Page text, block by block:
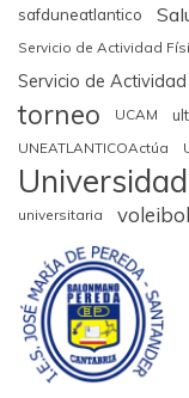
safduneatlantico
Servicio de Actividad
Servicio de
torneo UCAM
UNEATLANTICOActúa
universitaria voleibol